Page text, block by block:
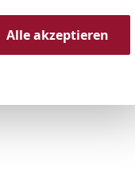
Alle akzeptieren